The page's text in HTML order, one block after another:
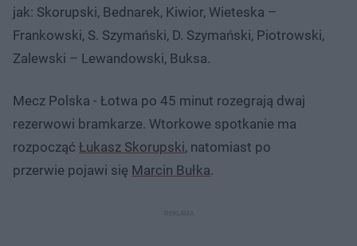
jak: Skorupski, Bednarek, Kiwior, Wieteska –
Frankowski, S. Szymański, D. Szymański, Piotrowski,
Zalewski – Lewandowski, Buksa.
Mecz Polska - Łotwa po 45 minut rozegrają dwaj
rezerwowi bramkarze. Wtorkowe spotkanie ma
rozpocząć Łukasz Skorupski, natomiast po
przerwie pojawi się Marcin Bułka.